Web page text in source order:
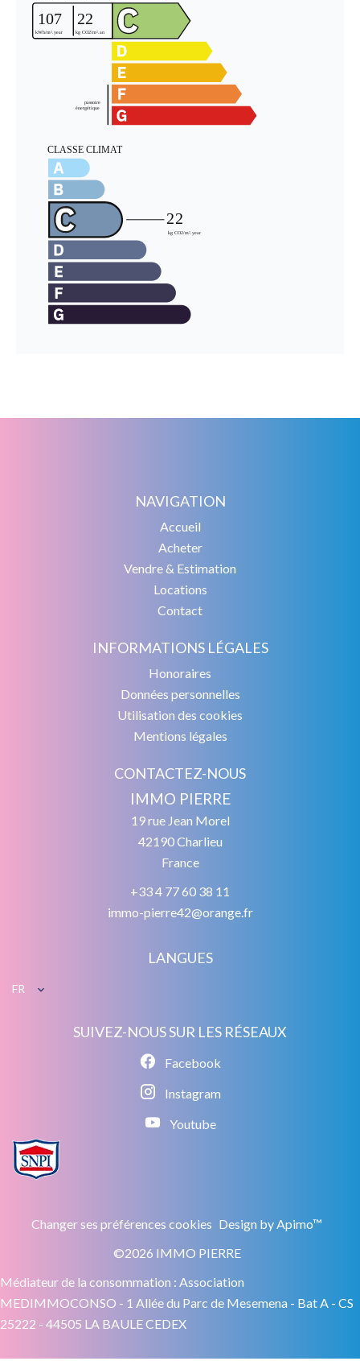
NAVIGATION
Accueil
Acheter
Vendre & Estimation
Locations
Contact
INFORMATIONS LÉGALES
Honoraires
Données personnelles
Utilisation des cookies
Mentions légales
CONTACTEZ-NOUS
IMMO PIERRE
19 rue Jean Morel
42190Charlieu
France
+33 4 77 60 38 11
immo-pierre42@orange.fr
LANGUES
FR
SUIVEZ-NOUS SUR LES RÉSEAUX
Facebook
Instagram
Youtube
Changer ses préférences cookies Design byApimo™
©2026 IMMO PIERRE
Médiateur de la consommation : Association
MEDIMMOCONSO - 1 Allée du Parc de Mesemena - Bat A - CS
25222 - 44505 LA BAULE CEDEX